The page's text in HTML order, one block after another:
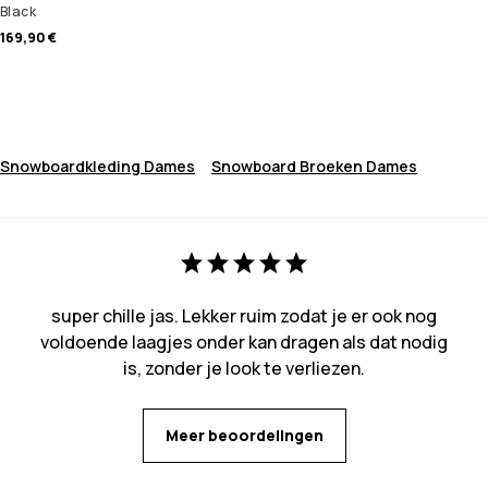
Black
169,90 €
Snowboardkleding Dames Snowboard Broeken Dames
super chille jas. Lekker ruim zodat je er ook nog
voldoende laagjes onder kan dragen als dat nodig
is, zonder je look te verliezen.
Meer beoordelingen